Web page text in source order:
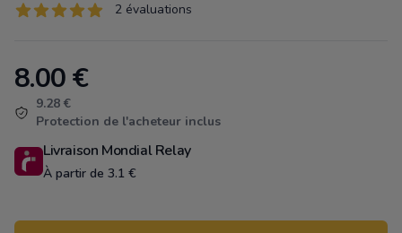
Évaluations
2 sur 5 étoiles 2 évaluations
Product information
8.00€
9.28 €
Protection de l'acheteur inclus
Livraison Mondial Relay
À partir de 3.1 €